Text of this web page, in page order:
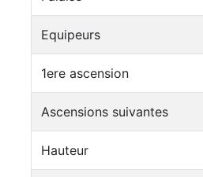
Equipeurs
1ere ascension
Ascensions suivantes
Hauteur